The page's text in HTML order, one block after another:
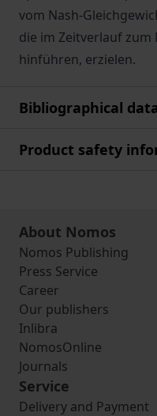
vom Nash-
die im Zeitverlauf zum
hinführen, erzielen.
Bibliographical
Product safety
About Nomos
Nomos Publishing
Press Service
Career
Our publishers
Inlibra
NomosOnline
Journals
Service
Delivery and Payment